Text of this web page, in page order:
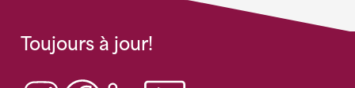
Toujours à jour!